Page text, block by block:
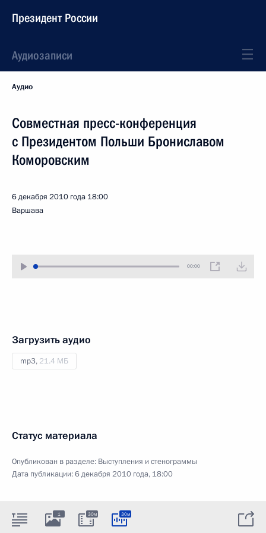
Президент России
Аудиозаписи
Аудио
Совместная пресс-конференция
с Президентом Польши Брониславом
Коморовским
6 декабря 2010 года 18:00
Варшава
00:00
Загрузить аудио
mp3, 21.4 МБ
Статус материала
Опубликован в разделе: Выступления и стенограммы
Дата публикации:6 декабря 2010 года, 18:00
1 30м 30м